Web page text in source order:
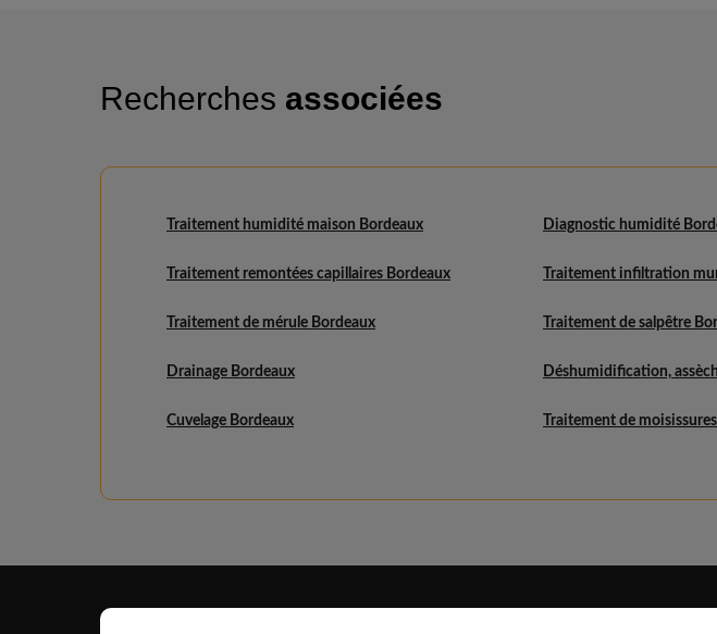
Recherches associées
Traitement humidité maison Bordeaux Diagnostic humidité
Traitement remontées capillaires Bordeaux Traitement infiltration
Traitement de mérule Bordeaux Traitement de salpêtre
Drainage Bordeaux Déshumidification,
Cuvelage Bordeaux Traitement de